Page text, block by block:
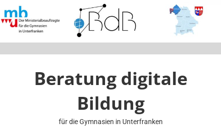
Inhalt
springen
Beratung digitale
Bildung
für die Gymnasien in Unterfranken